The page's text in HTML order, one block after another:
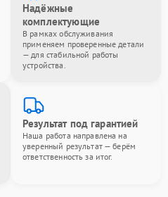
Надёжные
комплектующие
В рамках обслуживания
применяем проверенные детали
— для стабильной работы
устройства.
Результат под гарантией
Наша работа направлена на
уверенный результат — берём
ответственность за итог.